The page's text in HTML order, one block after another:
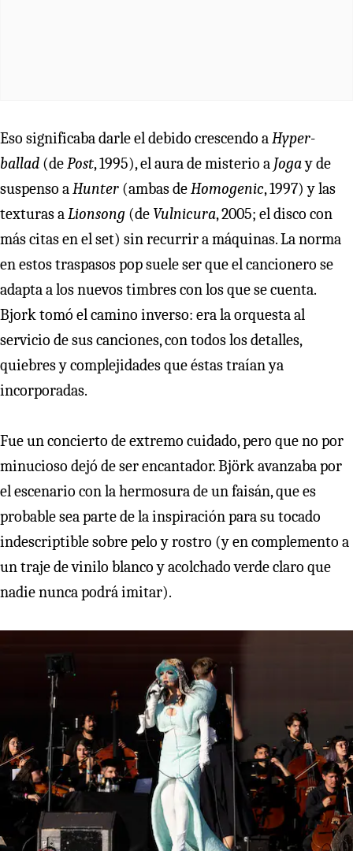
Eso significaba darle el debido crescendo a Hyper-
ballad (de Post, 1995), el aura de misterio a Jogay de
suspenso a Hunter (ambas de Homogenic, 1997) y las
texturas a Lionsong (de Vulnicura, 2005; el disco con
más citas en el set) sin recurrir a máquinas. La norma
en estos traspasos pop suele ser que el cancionero se
adapta a los nuevos timbres con los que se cuenta.
Bjork tomó el camino inverso: era la orquesta al
servicio de sus canciones, con todos los detalles,
quiebres y complejidades que éstas traían ya
incorporadas.
Fue un concierto de extremo cuidado, pero que no por
minucioso dejó de ser encantador. Björk avanzaba por
el escenario con la hermosura de un faisán, que es
probable sea parte de la inspiración para su tocado
indescriptible sobre pelo y rostro (y en complemento a
un traje de vinilo blanco y acolchado verde claro que
nadie nunca podrá imitar).